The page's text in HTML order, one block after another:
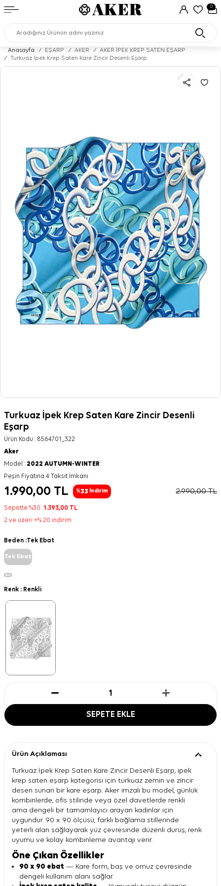
0
Anasayfa / EŞARP / AKER /
AKER İPEK KREP SATEN EŞARP
/
Turkuaz İpek Krep Saten Kare Zincir Desenli Eşarp
Turkuaz İpek Krep Saten Kare Zincir Desenli
Eşarp
Ürün Kodu : 8564701_322
Aker
Model : 2022 AUTUMN-WINTER
Peşin Fiyatına 4 Taksit İmkanı
1.990,00 TL %33 İndirim 2.990,00TL
Sepette %30 1.393,00 TL
2 ve üzeri +% 20 indirim
Beden :Tek Ebat
Tek Ebat
Renk : Renkli
SEPETE EKLE
Ürün Açıklaması
Turkuaz İpek Krep Saten Kare Zincir Desenli Eşarp, ipek
krep saten eşarp kategorisi için turkuaz zemin ve zincir
desen sunan bir kare eşarp. Aker imzalı bu model, günlük
kombinlerde, ofis stilinde veya özel davetlerde renkli
ama dengeli bir tamamlayıcı arayan kadınlar için
uygundur. 90 x 90 ölçüsü, farklı bağlama stillerinde
yeterli alan sağlayarak yüz çevresinde düzenli duruş, renk
uyumu ve kolay kombinleme avantajı verir.
Öne Çıkan Özellikler
90 x 90 ebat — Kare form, baş ve omuz çevresinde
dengeli kullanım alanı sağlar.